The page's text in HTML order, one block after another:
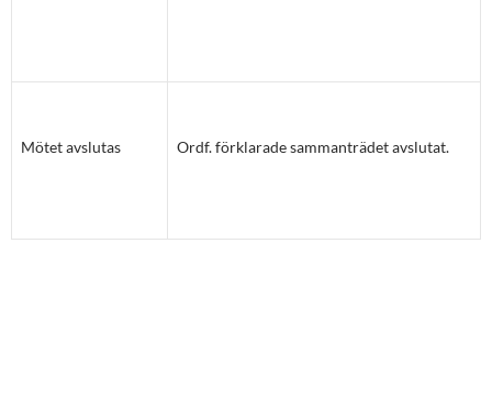
Mötet avslutas Ordf. förklarade sammanträdet avslutat.